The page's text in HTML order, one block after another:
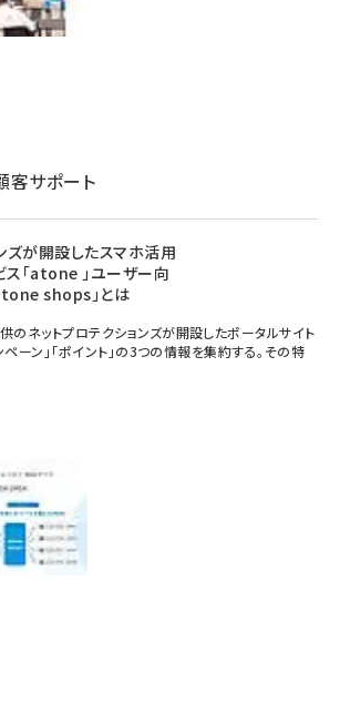
客サポート
ズが開設したスマホ活用
「atone 」ユーザー向
shops」とは
のネットプロテクションズが開設したポータルサイト
ペーン」「ポイント」の3つの情報を集約する。その特